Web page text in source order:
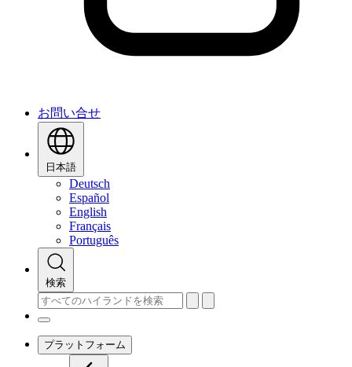
お問い合せ
日本語
Deutsch
Español
English
Français
Português
検索
プラットフォーム